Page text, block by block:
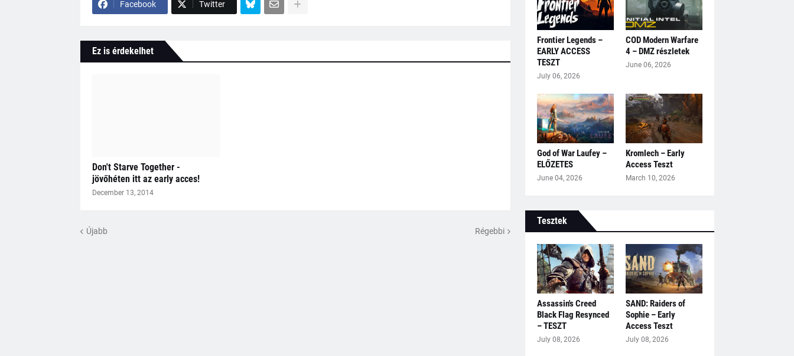
Facebook Twitter
Ez is érdekelhet
Don't Starve Together -
jövőhéten itt az early acces!
December 13, 2014
Újabb Régebbi
Frontier Legends –
EARLY ACCESS
TESZT
July 06, 2026
COD Modern Warfare
4 – DMZ részletek
June 06, 2026
God of War Laufey –
ELŐZETES
June 04, 2026
Kromlech – Early
Access Teszt
March 10, 2026
Tesztek
Assassin's Creed
Black Flag Resynced
– TESZT
July 08, 2026
SAND: Raiders of
Sophie – Early
Access Teszt
July 08, 2026